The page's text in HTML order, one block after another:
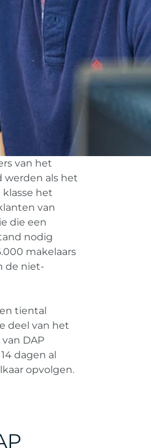
van het
werden als het
het
van
die een
nodig
makelaars
de niet-
tiental
deel van het
DAP
dagen al
opvolgen.